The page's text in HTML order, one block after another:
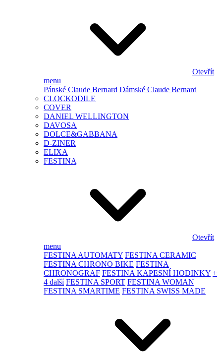
Otevřít
menu
Pánské Claude Bernard Dámské Claude Bernard
CLOCKODILE
COVER
DANIEL WELLINGTON
DAVOSA
DOLCE&GABBANA
D-ZINER
ELIXA
FESTINA
Otevřít
menu
FESTINA AUTOMATY FESTINA CERAMIC
FESTINA CHRONO BIKE FESTINA
CHRONOGRAF FESTINA KAPESNÍ HODINKY +
4 další FESTINA SPORT FESTINA WOMAN
FESTINA SMARTIME FESTINA SWISS MADE